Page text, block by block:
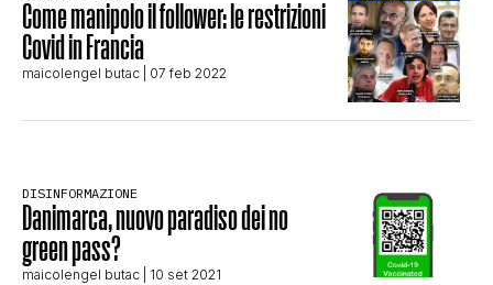
CHI SIAMO
Come manipolo il follower: le restrizioni
Covid in Francia
maicolengel butac | 07 feb 2022
DISINFORMAZIONE
Danimarca, nuovo paradiso dei no
green pass?
maicolengel butac | 10 set 2021